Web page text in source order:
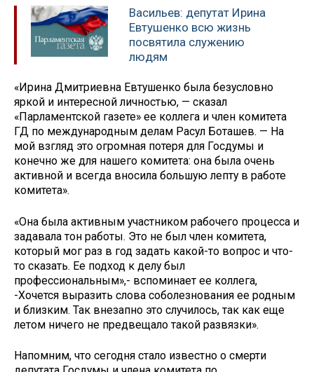
Васильев: депутат Ирина
Евтушенко всю жизнь
посвятила служению
людям
«Ирина Дмитриевна Евтушенко была безусловно
яркой и интересной личностью, — сказал
«Парламентской газете» ее коллега и член комитета
ГД по международным делам Расул Боташев. — На
мой взгляд это огромная потеря для Госдумы и
конечно же для нашего комитета: она была очень
активной и всегда вносила большую лепту в работе
комитета».
«Она была активным участником рабочего процесса и
задавала тон работы. Это не был член комитета,
который мог раз в год задать какой-то вопрос и что-
то сказать. Ее подход к делу был
профессиональным»,- вспоминает ее коллега,
-Хочется выразить слова соболезнования ее родным
и близким. Так внезапно это случилось, так как еще
летом ничего не предвещало такой развязки».
Напомним, что сегодня стало известно о смерти